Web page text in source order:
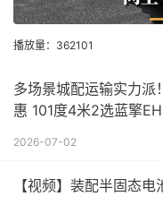
播放量：362101
多场景城配运输实力派
惠 101度4米2选蓝擎
2026-07-02
【视频】装配半固态